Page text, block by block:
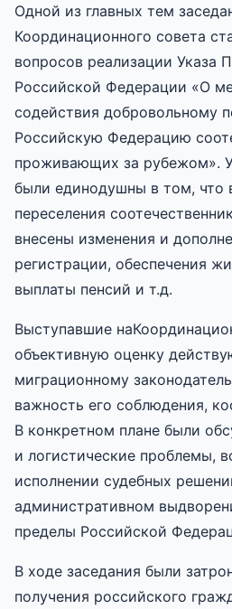
Одной из главных тем
Координационного совета
вопросов реализации Указа
Российской Федерации «О
содействия добровольному
Российскую Федерацию
проживающих за рубежом».
были единодушны в том, что
переселения
внесены изменения и
регистрации, обеспечения
выплаты пенсий и т.д.
Выступавшие
объективную оценку
миграционному
важность его соблюдения,
В конкретном плане были
и логистические проблемы,
исполнении судебных
административном
пределы Российской
В ходе заседания были
получения российского